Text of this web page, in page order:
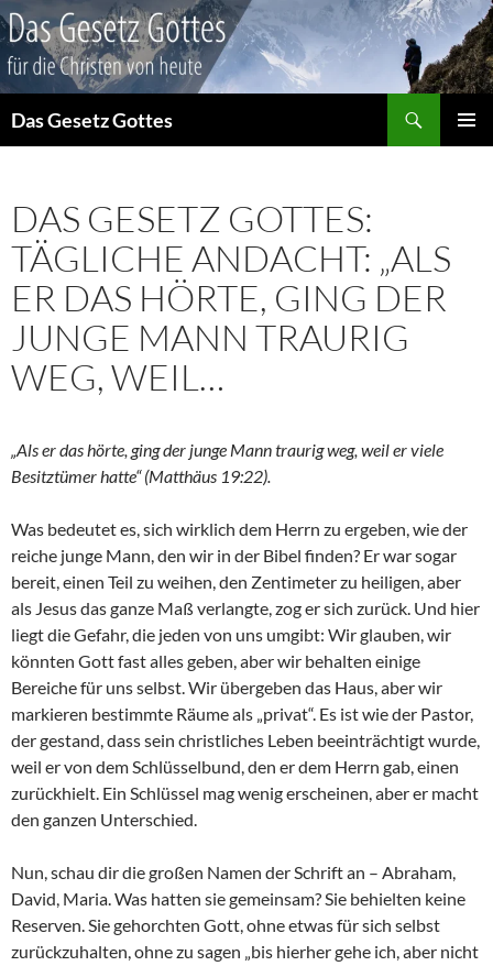
Das Gesetz Gottes
DAS GESETZ GOTTES:
TÄGLICHE ANDACHT: „ALS
ER DAS HÖRTE, GING DER
JUNGE MANN TRAURIG
WEG, WEIL…
„Als er das hörte, ging der junge Mann traurig weg, weil er viele
Besitztümer hatte“ (Matthäus 19:22).
Was bedeutet es, sich wirklich dem Herrn zu ergeben, wie der
reiche junge Mann, den wir in der Bibel finden? Er war sogar
bereit, einen Teil zu weihen, den Zentimeter zu heiligen, aber
als Jesus das ganze Maß verlangte, zog er sich zurück. Und hier
liegt die Gefahr, die jeden von uns umgibt: Wir glauben, wir
könnten Gott fast alles geben, aber wir behalten einige
Bereiche für uns selbst. Wir übergeben das Haus, aber wir
markieren bestimmte Räume als „privat“. Es ist wie der Pastor,
der gestand, dass sein christliches Leben beeinträchtigt wurde,
weil er von dem Schlüsselbund, den er dem Herrn gab, einen
zurückhielt. Ein Schlüssel mag wenig erscheinen, aber er macht
den ganzen Unterschied.
Nun, schau dir die großen Namen der Schrift an – Abraham,
David, Maria. Was hatten sie gemeinsam? Sie behielten keine
Reserven. Sie gehorchten Gott, ohne etwas für sich selbst
zurückzuhalten, ohne zu sagen „bis hierher gehe ich, aber nicht